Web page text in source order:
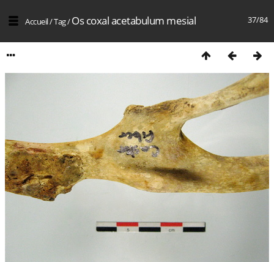
37/84
Accueil/Tag/Os coxal acetabulum mesial